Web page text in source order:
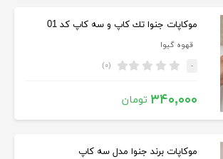
موكاپات جنوا تك كاپ و سه كاپ کد 01
قهوه گیوا
- (۰)
۳۴۰,۰۰۰ تومان
موكاپات برند جنوا مدل سه كاپ